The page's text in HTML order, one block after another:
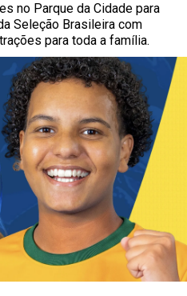
no Parque da Cidade para
Seleção Brasileira com
para toda a família.